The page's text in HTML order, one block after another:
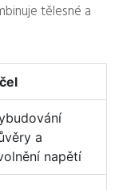
tělesné a
a
napětí